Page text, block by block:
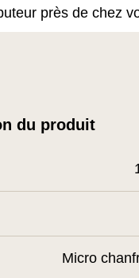
près de chez
du produit
Micro